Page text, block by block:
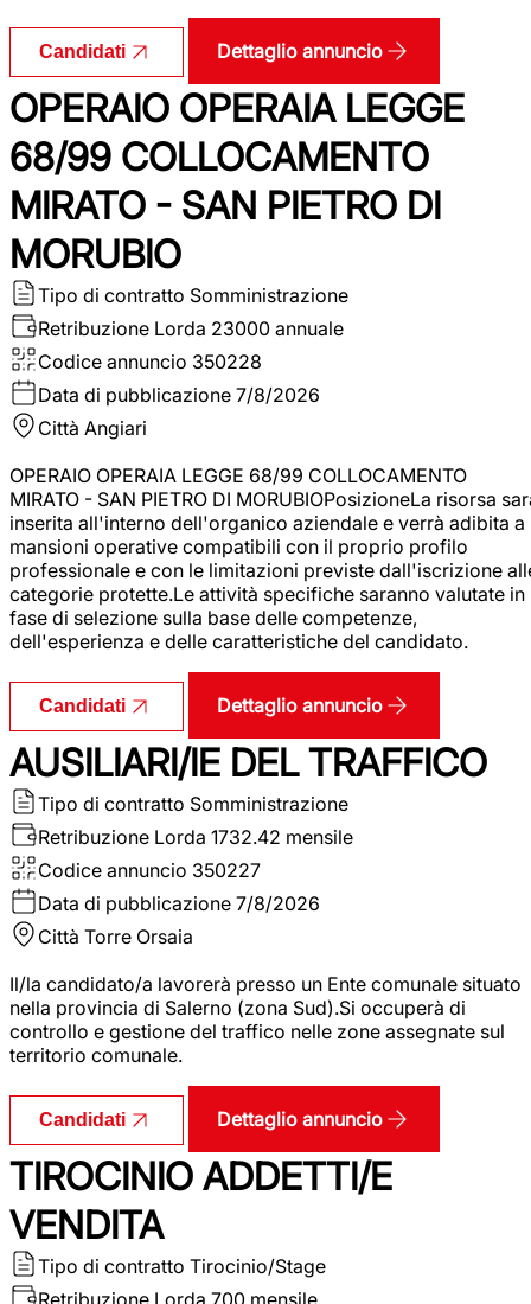
Candidati Dettaglio annuncio
OPERAIO OPERAIA LEGGE
68/99 COLLOCAMENTO
MIRATO - SAN PIETRO DI
MORUBIO
Tipo di contratto Somministrazione
Retribuzione Lorda 23000 annuale
Codice annuncio 350228
Data di pubblicazione 7/8/2026
Città Angiari
OPERAIO OPERAIA LEGGE 68/99 COLLOCAMENTO
MIRATO - SAN PIETRO DI MORUBIOPosizioneLa risorsa
inserita all'interno dell'organico aziendale e verrà adibita a
mansioni operative compatibili con il proprio profilo
professionale e con le limitazioni previste dall'iscrizione
categorie protette.Le attività specifiche saranno valutate in
fase di selezione sulla base delle competenze,
dell'esperienza e delle caratteristiche del candidato.
Candidati Dettaglio annuncio
AUSILIARI/IE DEL TRAFFICO
Tipo di contratto Somministrazione
Retribuzione Lorda 1732.42 mensile
Codice annuncio 350227
Data di pubblicazione 7/8/2026
Città Torre Orsaia
Il/la candidato/a lavorerà presso un Ente comunale situato
nella provincia di Salerno (zona Sud).Si occuperà di
controllo e gestione del traffico nelle zone assegnate sul
territorio comunale.
Candidati Dettaglio annuncio
TIROCINIO ADDETTI/E
VENDITA
Tipo di contratto Tirocinio/Stage
Retribuzione Lorda 700 mensile